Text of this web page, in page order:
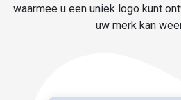
waarmee u een uniek logo kunt
uw merk kan